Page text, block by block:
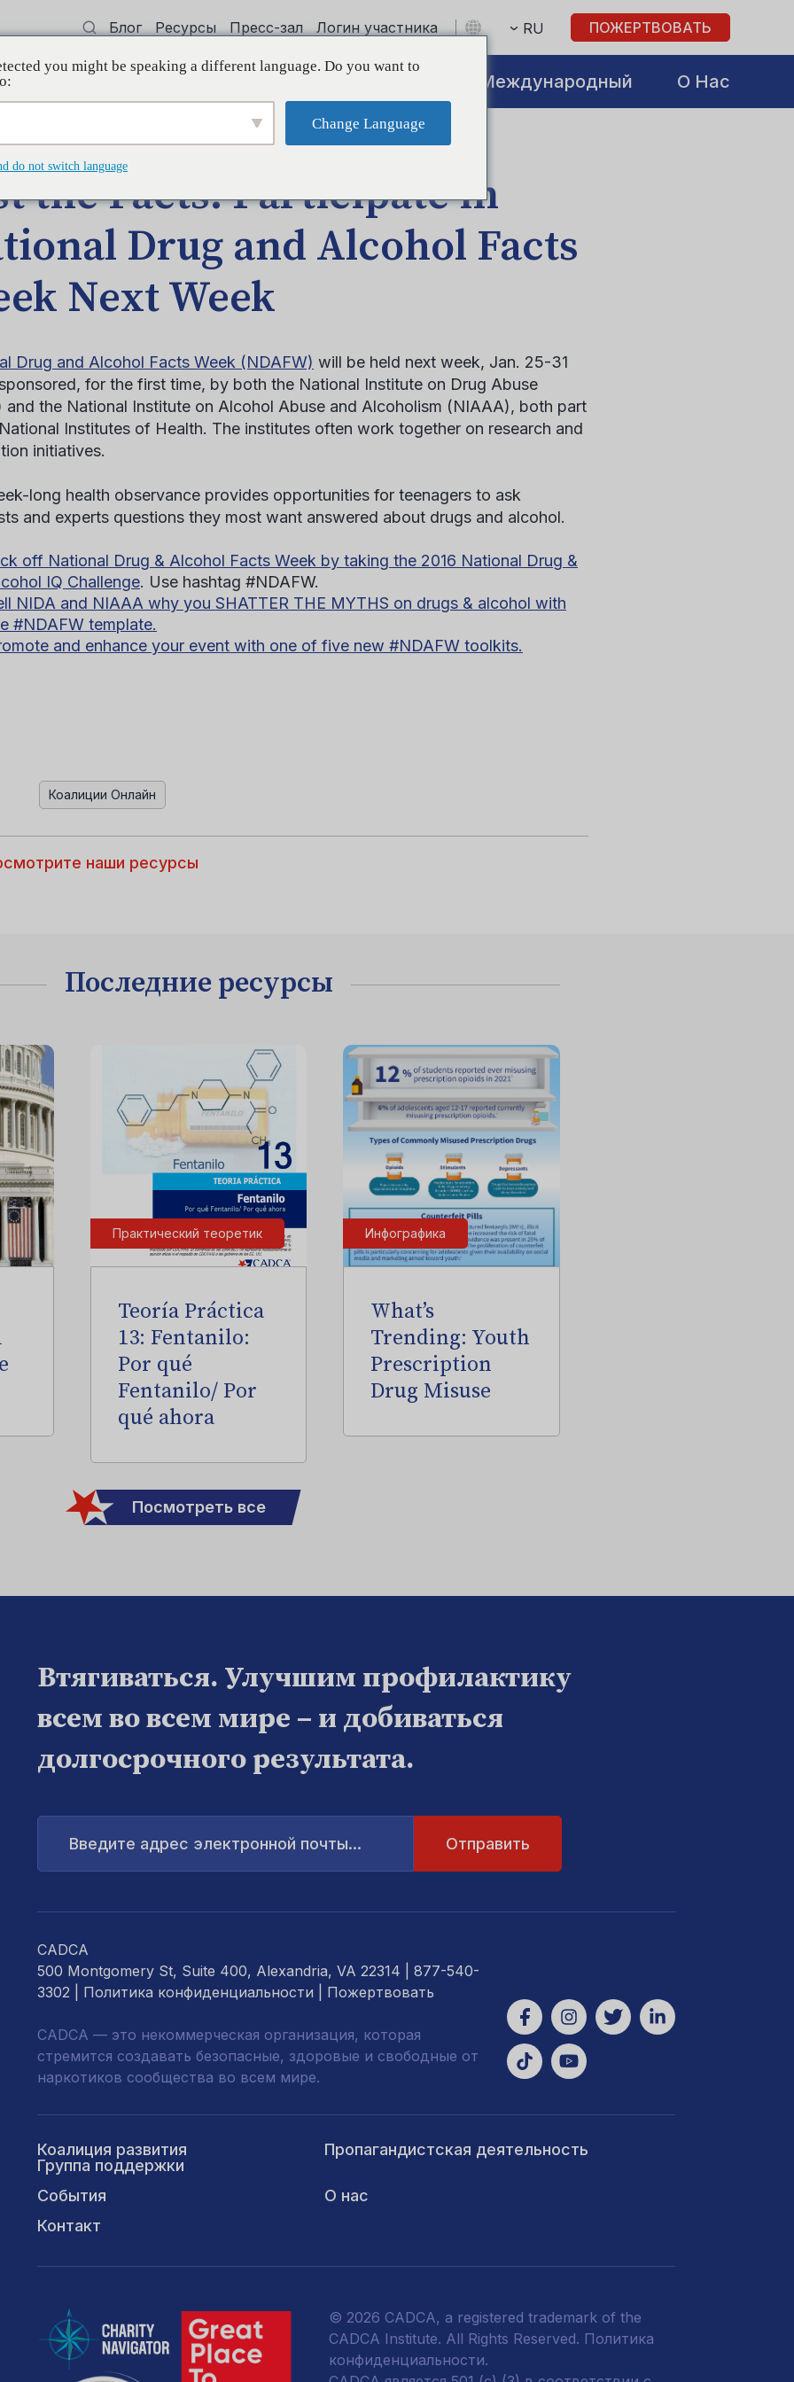
Блог Ресурсы Пресс-зал Логин участника RU ПОЖЕРТВОВАТЬ
Поддерживать Международный О Нас
Drug and Alcohol Facts Week Next Week
the Facts: Participate in
Drug and Alcohol Facts
Next Week
Drug and Alcohol Facts Week (NDAFW) will be held next week, Jan. 25-31
for the first time, by both the National Institute on Drug Abuse
and the National Institute on Alcohol Abuse and Alcoholism (NIAAA), both part
Institutes of Health. The institutes often work together on research and
initiatives.
long health observance provides opportunities for teenagers to ask
and experts questions they most want answered about drugs and alcohol.
off National Drug & Alcohol Facts Week by taking the 2016 National Drug &
IQ Challenge. Use hashtag #NDAFW.
NIDA and NIAAA why you SHATTER THE MYTHS on drugs & alcohol with
#NDAFW template.
and enhance your event with one of five new #NDAFW toolkits.
Коалиции Онлайн
наши ресурсы
Последние ресурсы
Практический теоретик
Teoría Práctica
13: Fentanilo:
Por qué
Fentanilo/ Por
qué ahora
Инфографика
What’s
Trending: Youth
Prescription
Drug Misuse
Посмотреть все
Втягиваться. Улучшим профилактику
всем во всем мире – и добиваться
долгосрочного результата.
Введите
адрес
электронной
CADCA
500 Montgomery St, Suite 400, Alexandria, VA 22314 | 877-540-
3302 | Политика конфиденциальности Пожертвовать
CADCA — это некоммерческая организация, которая
стремится создавать безопасные, здоровые и свободные от
наркотиков сообщества во всем мире.
Коалиция развития
Группа поддержки
Пропагандистская деятельность
События
О нас
Контакт
© 2026 CADCA, a registered trademark of the
CADCA Institute. All Rights Reserved. Политика
конфиденциальности.
you might be speaking a different language. Do you want to
Change Language
do not switch language